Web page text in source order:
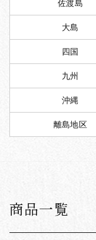
商品一覧
佐渡島
大島
四国
九州
沖縄
離島地区